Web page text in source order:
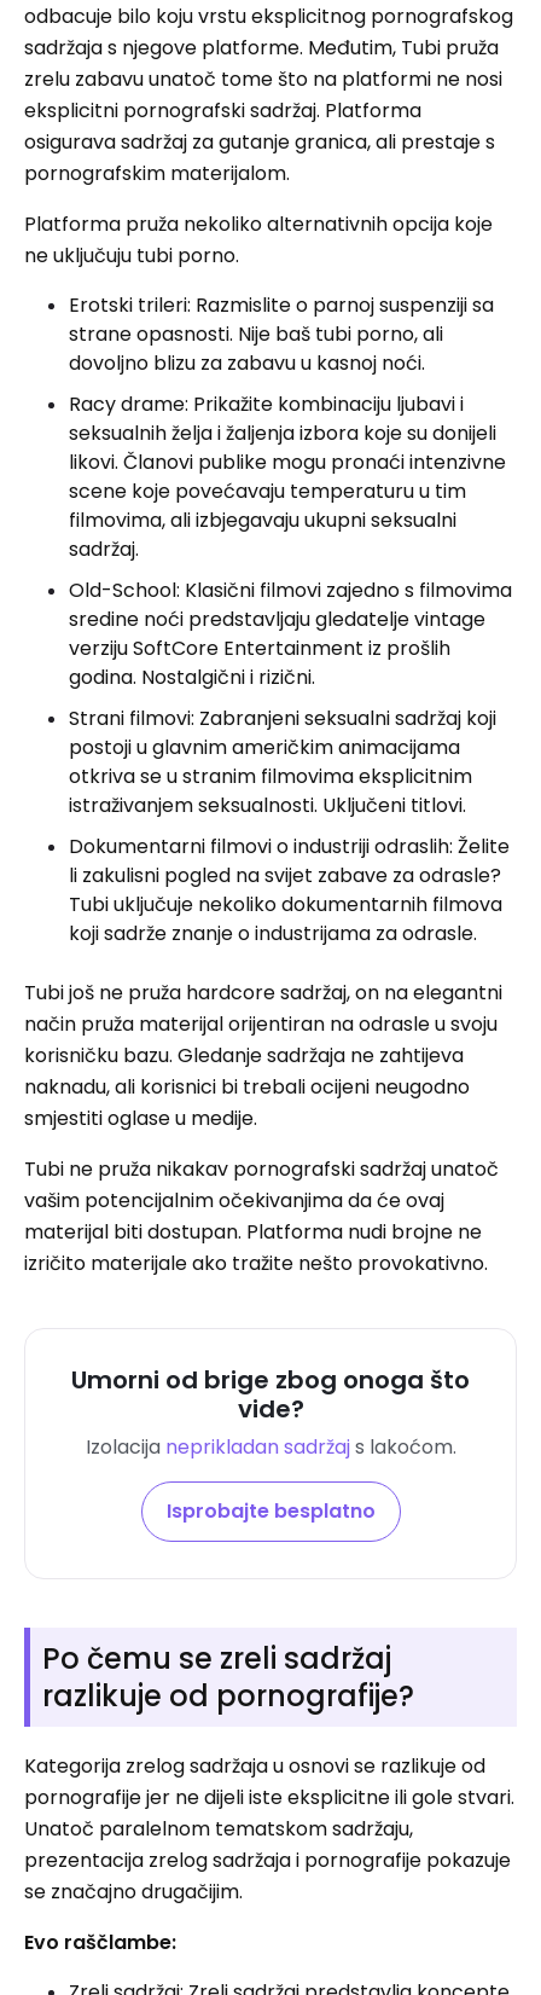
odbacuje bilo koju vrstu eksplicitnog pornografskog
sadržaja s njegove platforme. Međutim, Tubi pruža
zrelu zabavu unatoč tome što na platformi ne nosi
eksplicitni pornografski sadržaj. Platforma
osigurava sadržaj za gutanje granica, ali prestaje s
pornografskim materijalom.
Platforma pruža nekoliko alternativnih opcija koje
ne uključuju tubi porno.
Erotski trileri: Razmislite o parnoj suspenziji sa
strane opasnosti. Nije baš tubi porno, ali
dovoljno blizu za zabavu u kasnoj noći.
Racy drame: Prikažite kombinaciju ljubavi i
seksualnih želja i žaljenja izbora koje su donijeli
likovi. Članovi publike mogu pronaći intenzivne
scene koje povećavaju temperaturu u tim
filmovima, ali izbjegavaju ukupni seksualni
sadržaj.
Old-School: Klasični filmovi zajedno s filmovima
sredine noći predstavljaju gledatelje vintage
verziju SoftCore Entertainment iz prošlih
godina. Nostalgični i rizični.
Strani filmovi: Zabranjeni seksualni sadržaj koji
postoji u glavnim američkim animacijama
otkriva se u stranim filmovima eksplicitnim
istraživanjem seksualnosti. Uključeni titlovi.
Dokumentarni filmovi o industriji odraslih: Želite
li zakulisni pogled na svijet zabave za odrasle?
Tubi uključuje nekoliko dokumentarnih filmova
koji sadrže znanje o industrijama za odrasle.
Tubi još ne pruža hardcore sadržaj, on na elegantni
način pruža materijal orijentiran na odrasle u svoju
korisničku bazu. Gledanje sadržaja ne zahtijeva
naknadu, ali korisnici bi trebali ocijeni neugodno
smjestiti oglase u medije.
Tubi ne pruža nikakav pornografski sadržaj unatoč
vašim potencijalnim očekivanjima da će ovaj
materijal biti dostupan. Platforma nudi brojne ne
izričito materijale ako tražite nešto provokativno.
Umorni od brige zbog onoga što
vide?
Izolacija neprikladan sadržajs lakoćom.
Isprobajte besplatno
Po čemu se zreli sadržaj
razlikuje od pornografije?
Kategorija zrelog sadržaja u osnovi se razlikuje od
pornografije jer ne dijeli iste eksplicitne ili gole stvari.
Unatoč paralelnom tematskom sadržaju,
prezentacija zrelog sadržaja i pornografije pokazuje
se značajno drugačijim.
Evo raščlambe: